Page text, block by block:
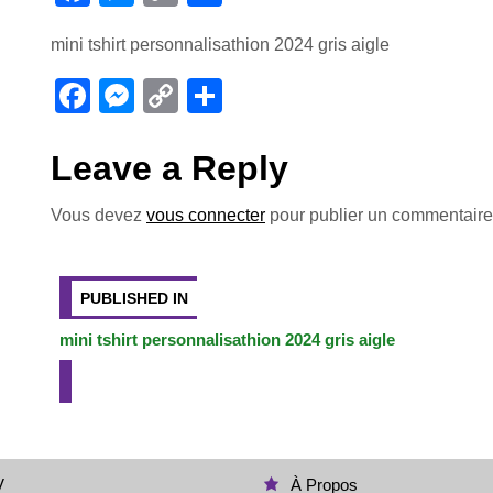
c
e
o
o
ss
e
g
p
y
n
ta
mini tshirt personnalisathion 2024 gris aigle
F
c
e
o
o
k
M
ss
e
n
g
er
C
p
y
Li
n
k
ta
g
er
Leave a Reply
Vous devez vous connecter pour publier un
Navigation
de
l’article
PUBLISHED IN
mini tshirt personnalisathion 2024 gris aigle
À Propos